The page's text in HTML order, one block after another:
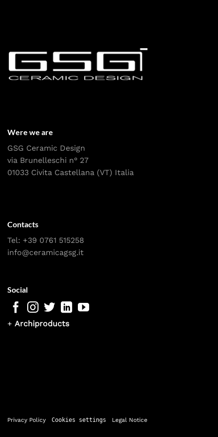
Were we are
GSG Ceramic Design
via Brunelleschi n° 27
01033 Civita Castellana (VT) Italia
Contacts
Tel: +39 0761 515258
info@ceramicagsg.it
Social
+ Archiproducts
Privacy Policy Cookies settings Legal Notice